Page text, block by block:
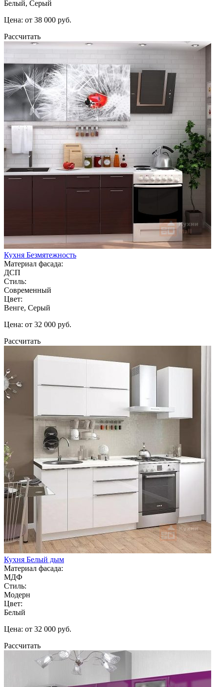
Белый, Серый
Цена: от 38 000 руб.
Рассчитать
Кухня Безмятежность
Материал фасада:
ДСП
Стиль:
Современный
Цвет:
Венге, Серый
Цена: от 32 000 руб.
Рассчитать
Кухня Белый дым
Материал фасада:
МДФ
Стиль:
Модерн
Цвет:
Белый
Цена: от 32 000 руб.
Рассчитать